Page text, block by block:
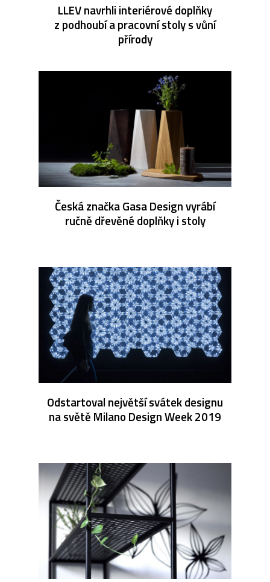
LLEV navrhli interiérové doplňky
z podhoubí a pracovní stoly s vůní
přírody
Česká značka Gasa Design vyrábí
ručně dřevěné doplňky i stoly
Odstartoval největší svátek designu
na světě Milano Design Week 2019